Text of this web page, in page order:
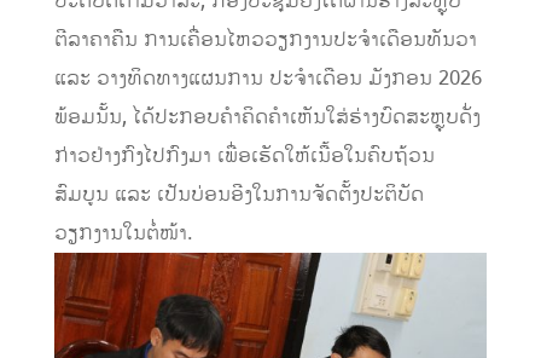
ຕີລາຄາຄືນ ການເຄື່ອນໄຫວວຽກງານປະຈໍາເດືອນທັນວາ
ແລະ ວາງທິດທາງແຜນການ ປະຈໍາເດືອນ ມັງກອນ 2026
ພ້ອມນັ້ນ, ໄດ້ປະກອບຄໍາຄິດຄໍາເຫັນໃສ່ຮ່າງບົດສະຫຼຸບດັ່ງ
ກ່າວຢ່າງກົງໄປກົງມາ ເພື່ອເຮັດໃຫ້ເນື້ອໃນຄົບຖ້ວນ
ສົມບູນ ແລະ ເປັນບ່ອນອີງໃນການຈັດຕັ້ງປະຕິບັດ
ວຽກງານໃນຕໍ່ໜ້າ.